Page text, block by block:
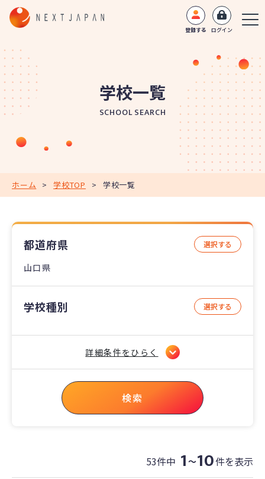
登録する ログイン
学校一覧
SCHOOL SEARCH
ホーム > 学校TOP > 学校一覧
都道府県 選択する
山口県
学校種別 選択する
詳細条件をひらく
検索
53件中 1 〜10件を表示